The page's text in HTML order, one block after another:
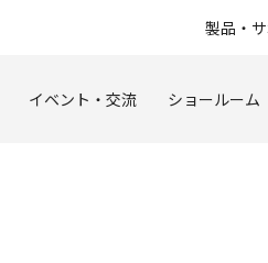
製品・
イベント・交流 ショールーム